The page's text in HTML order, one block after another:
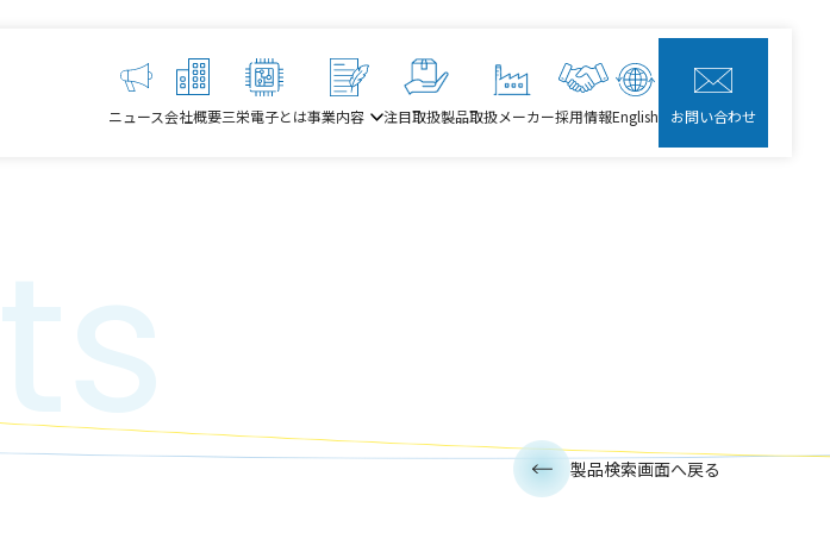
ニュース会社概要三栄電子とは事業内容 注目取扱製品取扱メーカー採用情報English お問い合わせ
製品検索画面へ戻る